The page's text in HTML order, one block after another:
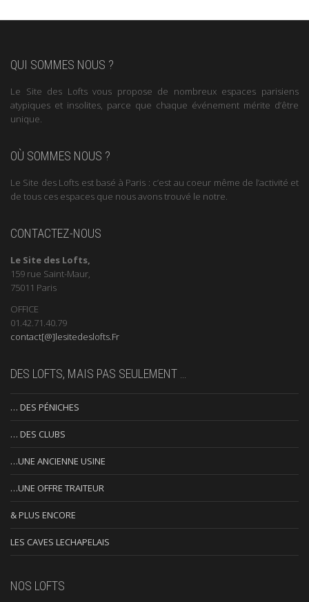
QUI SOMMES NOUS ?
Le Site des Lofts vous propose de nombreux espaces parisiens
atypiques et insolites, parce que chaque événement mérite d’être
unique.
OÙ SOMMES NOUS ?
Le Site des Lofts est basé à Paris : c’est au coeur même de l’activité et
de tous ces espaces que nous avons trouvé le notre.
CONTACTEZ-NOUS
Le Site des Lofts,
159 rue Saint-Maur,
75011 Paris
OFFICE
01.42.71.40.79
contact[@]lesitedeslofts.Fr
DES LOFTS, MAIS PAS SEULEMENT …
… DES PÉNICHES
… DES CLUBS
…UNE ANCIENNE USINE
…UNE OFFRE TRAITEUR
& PLUS ENCORE
LES CAVES LECHAPELAIS
NOS LOFTS